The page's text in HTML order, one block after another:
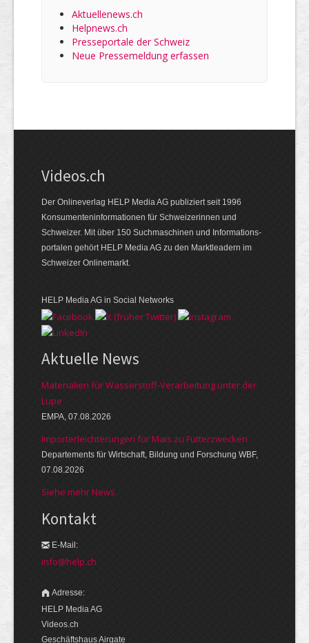
Aktuellenews.ch
Helpnews.ch
Presseportale der Schweiz
Neue Pressemeldung erfassen
Videos.ch
Der Onlineverlag HELP Media AG publiziert seit 1996
Konsumenten­informationen für Schweizerinnen und
Schweizer. Mit über 150 Suchmaschinen und Informations­
portalen gehört HELP Media AG zu den Marktleadern im
Schweizer Onlinemarkt.
HELP Media AG in Social Networks
Aktuelle News
Materialien für Wasserstoff-Verarbeitung unter der
Lupe
EMPA, 07.08.2026
Importerleichterungen für Mais zu Futterzwecken
Departements für Wirtschaft, Bildung und Forschung WBF,
07.08.2026
Siehe mehr News
Kontakt
E-Mail:
info@help.ch
Adresse:
HELP Media AG
Videos.ch
Geschäftshaus Airgate